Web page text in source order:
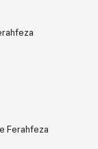
Ferahfeza